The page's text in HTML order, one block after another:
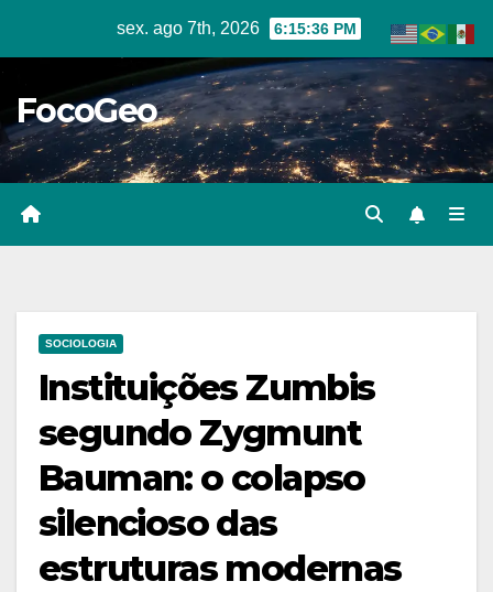
sex. ago 7th, 2026 6:15:37 PM
FocoGeo
SOCIOLOGIA
Instituições Zumbis
segundo Zygmunt
Bauman: o colapso
silencioso das
estruturas modernas